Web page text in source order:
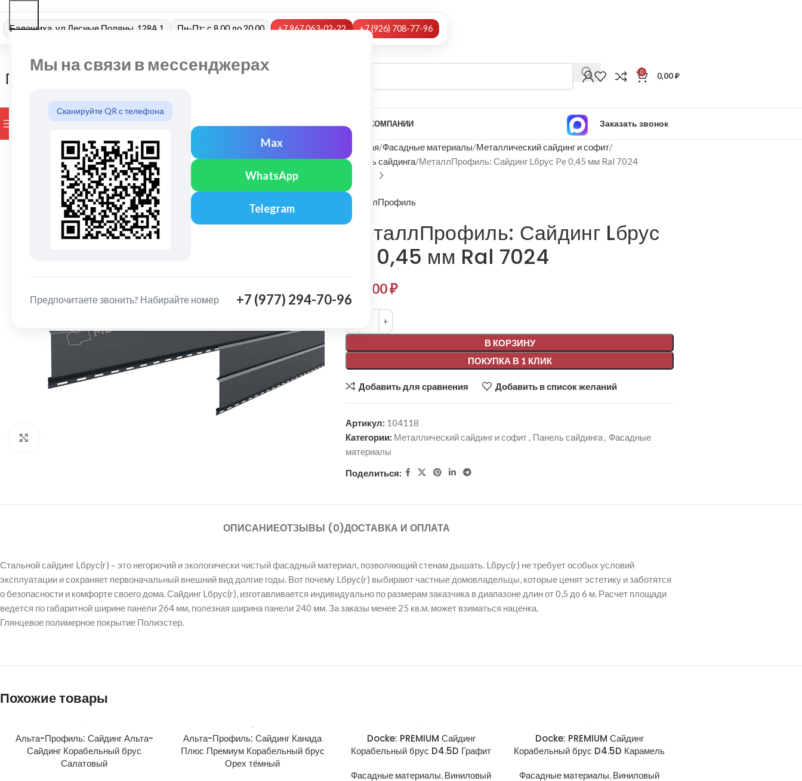
Мы на связи в мессенджерах
Сканируйте QR с телефона
Max
WhatsApp
Telegram
Предпочитаете звонить? Набирайте номер +7 (977) 294-70-96
Балашиха, ул Лесные Поляны, 128А 1 Пн-Пт: с 8.00 до 20.00 +7 967 063-02-22 +7 (926) 708-77-96
0 0,00₽
ПРОСМОТР КАТЕГОРИЙ БРЕНДЫ О КОМПАНИИ Заказать звонок
Главная Фасадные материалы Металлический сайдинг и софит
Панель сайдинга МеталлПрофиль: Сайдинг Lбрус Pe 0,45 мм Ral 7024
МеталлПрофиль
МеталлПрофиль: Сайдинг Lбрус
Pe 0,45 мм Ral 7024
850,00₽
В КОРЗИНУ
ПОКУПКА В 1 КЛИК
Alternative:
Добавить для сравнения Добавить в список желаний
Артикул: 104118
Категории: Металлический сайдинг и софит, Панель сайдинга, Фасадные
материалы
Поделиться:
ОПИСАНИЕОТЗЫВЫ (0)ДОСТАВКА И ОПЛАТА
Стальной сайдинг Lбрус(r) – это негорючий и экологически чистый фасадный материал, позволяющий стенам дышать. Lбрус(r) не требует особых условий
эксплуатации и сохраняет первоначальный внешний вид долгие годы. Вот почему Lбрус(r) выбирают частные домовладельцы, которые ценят эстетику и заботятся
о безопасности и комфорте своего дома. Сайдинг Lбрус(r), изготавливается индивидуально по размерам заказчика в диапазоне длин от 0,5 до 6 м. Расчет площади
ведется по габаритной ширине панели 264 мм, полезная ширина панели 240 мм. За заказы менее 25 кв.м. может взиматься наценка.
Глянцевое полимерное покрытие Полиэстер.
Похожие товары
Альта-Профиль: Сайдинг Альта-
Сайдинг Корабельный брус
Салатовый
Альта-Профиль: Сайдинг Канада
Плюс Премиум Корабельный брус
Орех тёмный
Docke: PREMIUM Сайдинг
Корабельный брус D4.5D Графит
Фасадные материалы, Виниловый
Docke: PREMIUM Сайдинг
Корабельный брус D4.5D Карамель
Фасадные материалы, Виниловый